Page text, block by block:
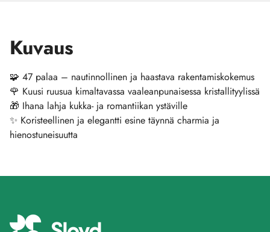
Kuvaus
🧩 47 palaa – nautinnollinen ja haastava rakentamiskokemus
🌹 Kuusi ruusua kimaltavassa vaaleanpunaisessa kristallityylissä
🎁 Ihana lahja kukka- ja romantiikan ystäville
✨ Koristeellinen ja elegantti esine täynnä charmia ja
hienostuneisuutta